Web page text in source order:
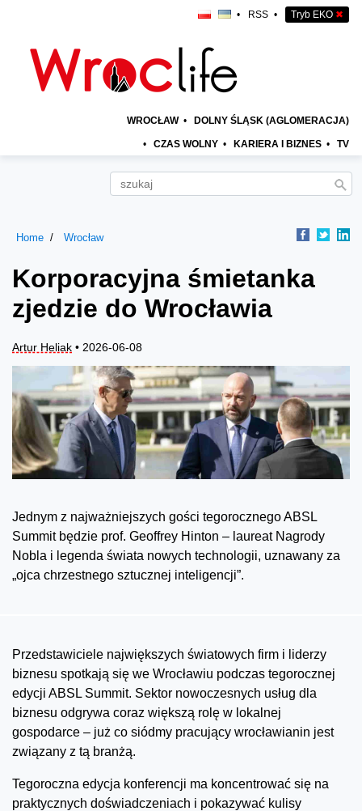
• RSS • Tryb EKO ✖
WROCŁAW • DOLNY ŚLĄSK (AGLOMERACJA)
• CZAS WOLNY • KARIERA I BIZNES • TV
Home Wrocław
Korporacyjna śmietanka
zjedzie do Wrocławia
Artur Heliak • 2026-06-08
Jednym z najważniejszych gości tegorocznego ABSL
Summit będzie prof. Geoffrey Hinton – laureat Nagrody
Nobla i legenda świata nowych technologii, uznawany za
„ojca chrzestnego sztucznej inteligencji”.
Przedstawiciele największych światowych firm i liderzy
biznesu spotkają się we Wrocławiu podczas tegorocznej
edycji ABSL Summit. Sektor nowoczesnych usług dla
biznesu odgrywa coraz większą rolę w lokalnej
gospodarce – już co siódmy pracujący wrocławianin jest
związany z tą branżą.
Tegoroczna edycja konferencji ma koncentrować się na
praktycznych doświadczeniach i pokazywać kulisy